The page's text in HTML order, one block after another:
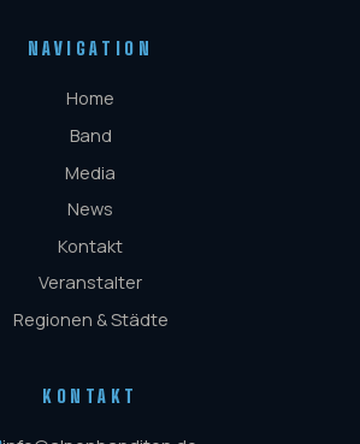
NAVIGATION
Home
Band
Media
News
Kontakt
Veranstalter
Regionen & Städte
KONTAKT